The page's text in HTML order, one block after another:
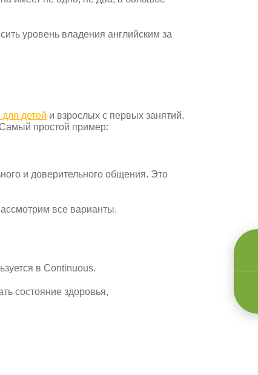
уровень владения английским за
для детей и взрослых с первых занятий.
Самый простой пример:
и доверительного общения. Это
все варианты.
в Continuous.
состояние здоровья,